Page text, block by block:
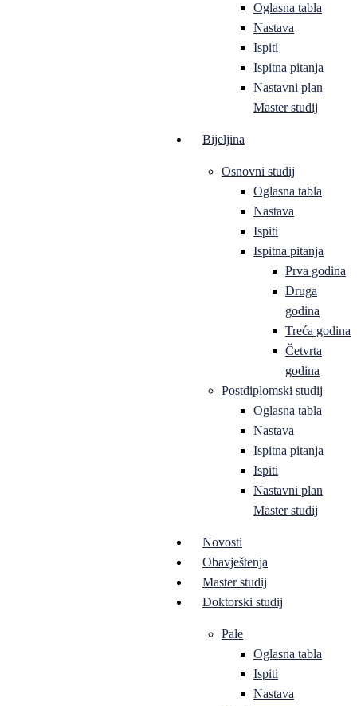
Oglasna tabla
Nastava
Ispiti
Ispitna pitanja
Nastavni plan
Master studij
Bijeljina
Osnovni studij
Oglasna tabla
Nastava
Ispiti
Ispitna pitanja
Prva godina
Druga
godina
Treća godina
Četvrta
godina
Postdiplomski studij
Oglasna tabla
Nastava
Ispitna pitanja
Ispiti
Nastavni plan
Master studij
Novosti
Obavještenja
Master studij
Doktorski studij
Pale
Oglasna tabla
Ispiti
Nastava